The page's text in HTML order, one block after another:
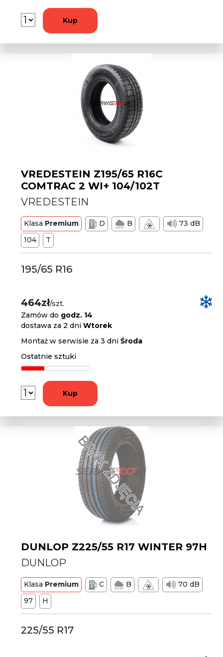
Kup
VREDESTEIN Z195/65 R16C
COMTRAC 2 WI+ 104/102T
VREDESTEIN
Klasa Premium D B
73 dB
104
T
195/65 R16
464zł/szt.
Zamów do godz. 14
dostawa za 2 dniWtorek
Montaż w serwisie za 3 dniŚroda
Ostatnie sztuki
Kup
DUNLOP Z225/55 R17 WINTER 97H
DUNLOP
Klasa Premium C B
70 dB
97
H
225/55 R17